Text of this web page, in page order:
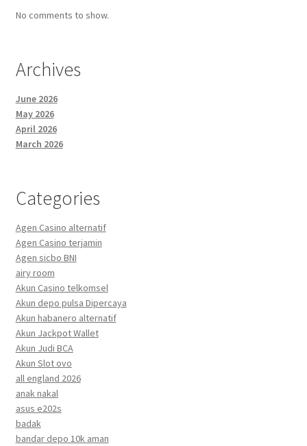
No comments to show.
Archives
June 2026
May 2026
April 2026
March 2026
Categories
Agen Casino alternatif
Agen Casino terjamin
Agen sicbo BNI
airy room
Akun Casino telkomsel
Akun depo pulsa Dipercaya
Akun habanero alternatif
Akun Jackpot Wallet
Akun Judi BCA
Akun Slot ovo
all england 2026
anak nakal
asus e202s
badak
bandar depo 10k aman